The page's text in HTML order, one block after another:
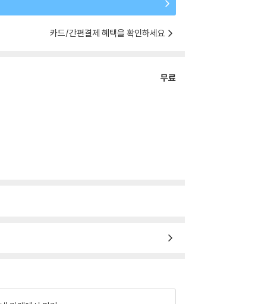
카드/간편결제 혜택을 확인하세요
무료